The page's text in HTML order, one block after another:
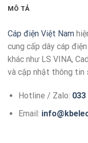
MÔ TẢ
Cáp điện Việt Nam
cung cấp dây cáp
khác như LS VINA,
và cập nhật thông tin
Hotline / Zalo: 033
Email: